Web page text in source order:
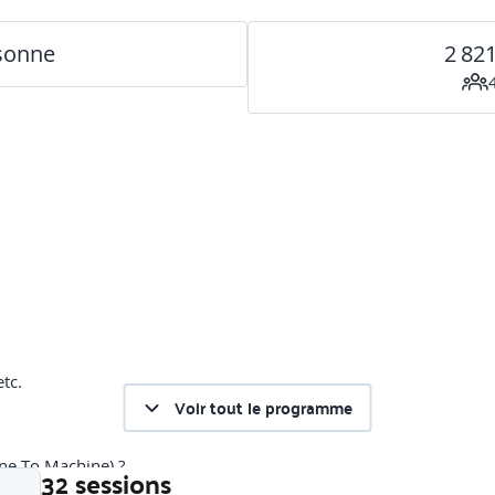
2
To Machine) ?
Voir tout le programme
32 sessions